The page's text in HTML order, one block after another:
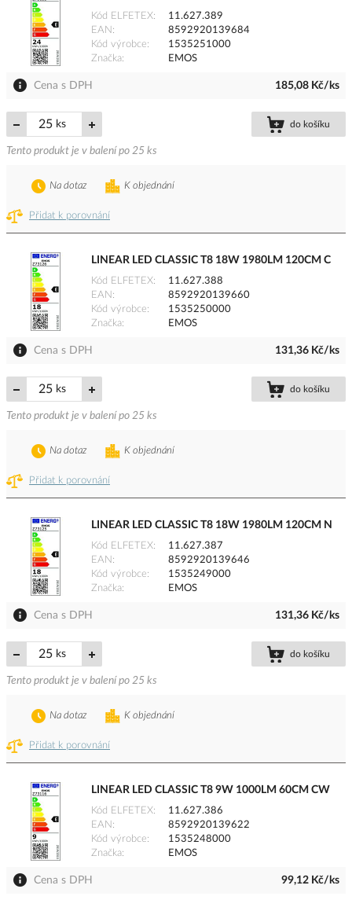
Kód ELFETEX
11.627.389
EAN
8592920139684
Kód výrobce
1535251000
Značka
EMOS
Cena s DPH 185,08 Kč/ks
ks do košíku
Tento produkt je v balení po 25 ks
Přidat k porovnání
K objednání
Na dotaz
LINEAR LED CLASSIC T8 18W 1980LM 120CM C
Kód ELFETEX
11.627.388
EAN
8592920139660
Kód výrobce
1535250000
Značka
EMOS
Cena s DPH 131,36 Kč/ks
ks do košíku
Tento produkt je v balení po 25 ks
Přidat k porovnání
K objednání
Na dotaz
LINEAR LED CLASSIC T8 18W 1980LM 120CM N
Kód ELFETEX
11.627.387
EAN
8592920139646
Kód výrobce
1535249000
Značka
EMOS
Cena s DPH 131,36 Kč/ks
ks do košíku
Tento produkt je v balení po 25 ks
Přidat k porovnání
K objednání
Na dotaz
LINEAR LED CLASSIC T8 9W 1000LM 60CM CW
Kód ELFETEX
11.627.386
EAN
8592920139622
Kód výrobce
1535248000
Značka
EMOS
Cena s DPH 99,12 Kč/ks